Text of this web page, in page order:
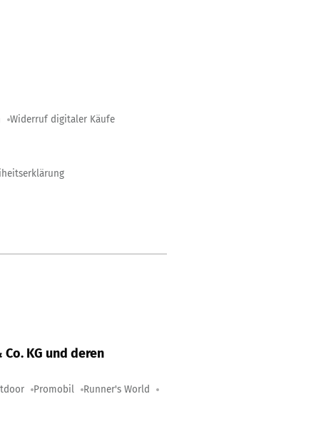
Widerruf digitaler Käufe
KG und deren
Promobil
Runner's World